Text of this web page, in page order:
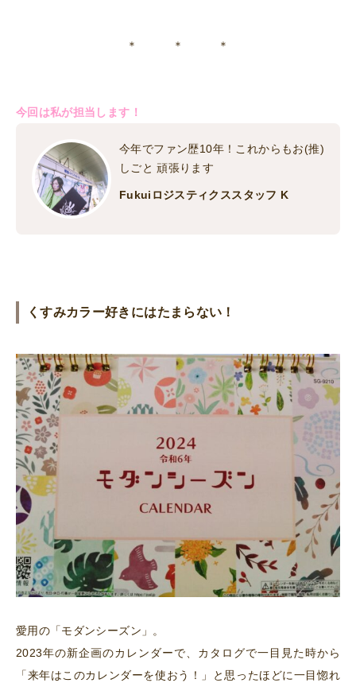
＊ ＊ ＊
今回は私が担当します！
今年でファン歴10年！これからもお(推)
しごと 頑張ります
Fukuiロジスティクススタッフ K
くすみカラー好きにはたまらない！
愛用の「モダンシーズン」。
2023年の新企画のカレンダーで、カタログで一目見た時から
「来年はこのカレンダーを使おう！」と思ったほどに一目惚れ